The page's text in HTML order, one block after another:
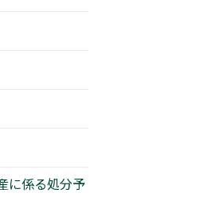
に係る処分予